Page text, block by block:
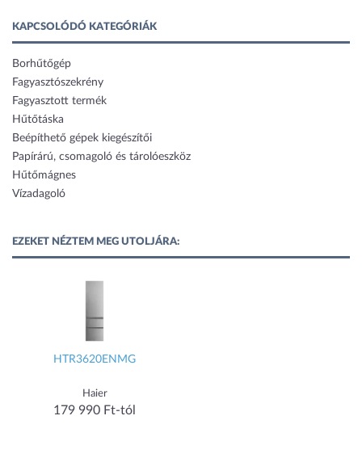
KAPCSOLÓDÓ KATEGÓRIÁK
Borhűtőgép
Fagyasztószekrény
Fagyasztott termék
Hűtőtáska
Beépíthető gépek kiegészítői
Papírárú, csomagoló és tárolóeszköz
Hűtőmágnes
Vízadagoló
EZEKET NÉZTEM MEG UTOLJÁRA:
HTR3620ENMG
Haier
179 990 Ft-tól